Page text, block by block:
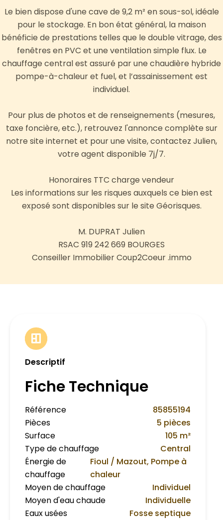
Le bien dispose d'une cave de 9,2 m² en sous-sol, idéale
pour le stockage. En bon état général, la maison
bénéficie de prestations telles que le double vitrage, des
fenêtres en PVC et une ventilation simple flux. Le
chauffage central est assuré par une chaudière hybride
pompe-à-chaleur et fuel, et l’assainissement est
individuel.
Pour plus de photos et de renseignements (mesures,
taxe foncière, etc.), retrouvez l'annonce complète sur
notre site internet et pour une visite, contactez Julien,
votre agent disponible 7j/7.
Honoraires TTC charge vendeur
Les informations sur les risques auxquels ce bien est
exposé sont disponibles sur le site Géorisques.
M. DUPRAT Julien
RSAC 919 242 669 BOURGES
Conseiller Immobilier Coup2Coeur .immo
Descriptif
Fiche Technique
Référence
85855194
Pièces
5 pièces
Surface
105 m²
Type de chauffage
Central
Énergie de
chauffage
Fioul / Mazout, Pompe à
chaleur
Moyen de chauffage
Individuel
Moyen d'eau chaude
Individuelle
Eaux usées
Fosse septique